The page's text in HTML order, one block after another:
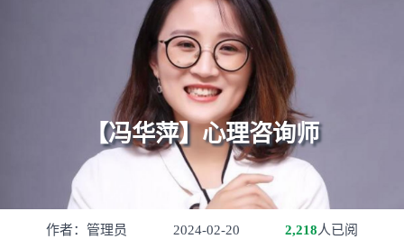
【冯华萍】心理咨询师
作者：管理员 2024-02-20 2,218人已阅